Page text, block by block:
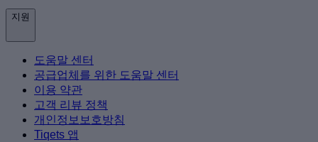
지원
도움말 센터
공급업체를 위한 도움말 센터
이용 약관
고객 리뷰 정책
개인정보보호방침
Tiqets 앱